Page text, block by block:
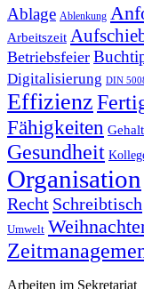
Ablage Ablenkung
Arbeitszeit
Betriebsfeier
Digitalisierung DIN
Effizienz
Fähigkeiten Gehalt
Gesundheit
Organisation
Recht Schreibtisch
Umwelt
Arbeiten im Sekretariat